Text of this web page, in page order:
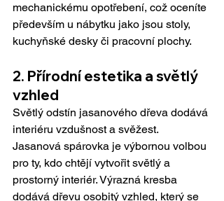
mechanickému opotřebení, což oceníte
především u nábytku jako jsou stoly,
kuchyňské desky či pracovní plochy.
2. Přírodní estetika a světlý
vzhled
Světlý odstín jasanového dřeva dodává
interiéru vzdušnost a svěžest.
Jasanová spárovka je výbornou volbou
pro ty, kdo chtějí vytvořit světlý a
prostorný interiér. Výrazná kresba
dodává dřevu osobitý vzhled, který se